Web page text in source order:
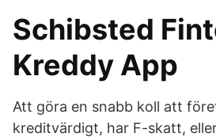
Schibsted
Kreddy App
Att göra en snabb koll att
kreditvärdigt, har F-skatt,